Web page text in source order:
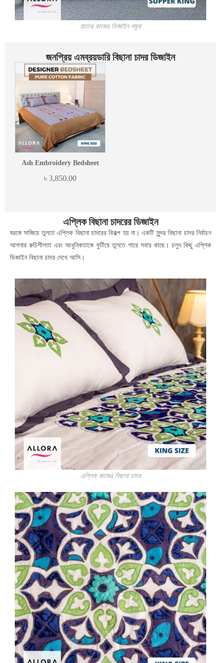
হাতের কাজের ডিজাইন নমুনা
জনপ্রিয় এমব্রয়ডারি বিছানা চাদর ডিজাইন
Ash Embroidery Bedsheet
৳ 3,850.00
এপ্লিক বিছানা চাদরের ডিজাইন
ঘরকে সাজিয়ে তুলতে এপ্লিক বিছানা চাদরের বিকল্প হয় না। একটি সুন্দর বিছানা চাদর নির্বাচন
আপনার রুচিশীলতা এবং আধুনিকতাকে ফুটিয়ে তুলতে পারে সবার কাছে। চলুন কিছু এপ্লিক
ডিজাইন বিছানা চাদর দেখে আসি।
এপ্লিক কাজের বিছানা চাদর